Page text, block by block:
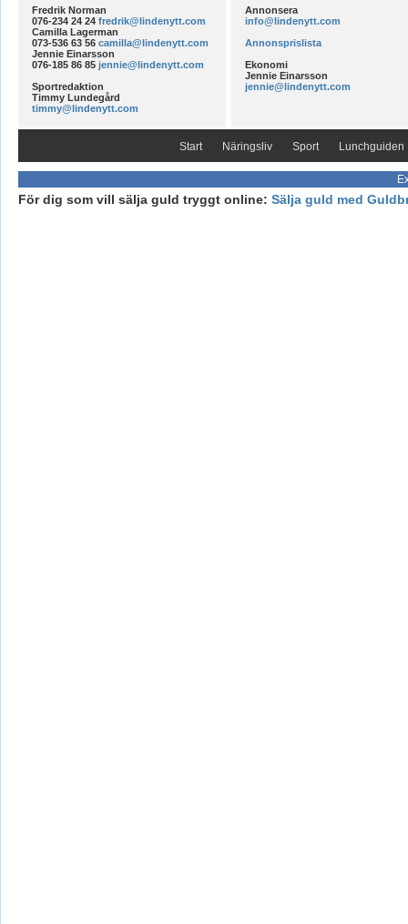
Fredrik Norman
076-234 24 24 fredrik@lindenytt.com
Camilla Lagerman
073-536 63 56 camilla@lindenytt.com
Jennie Einarsson
076-185 86 85 jennie@lindenytt.com
Sportredaktion
Timmy Lundegård
timmy@lindenytt.com
Annonsera
info@lindenytt.com
Annonsprislista
Ekonomi
Jennie Einarsson
jennie@lindenytt.com
Start Näringsliv Sport Lunchguiden
För dig som vill sälja guld tryggt online: Sälja guld med